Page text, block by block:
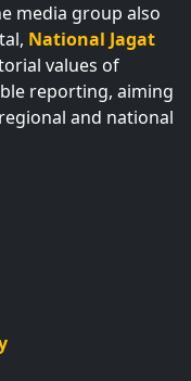
media group also
National Jagat
values of
reporting, aiming
and national